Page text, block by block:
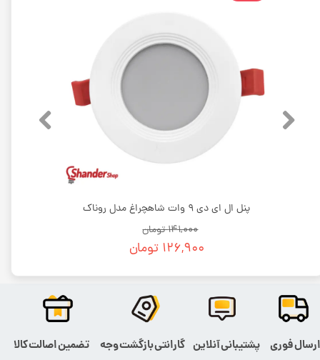
پنل ال ای دی 9 وات شاهچراغ مدل روناک
۱۴۱,۰۰۰ تومان
۱۲۶,۹۰۰ تومان
ارسال فوری پشتیبانی آنلاین گارانتی بازگشت وجه تضمین اصالت کالا